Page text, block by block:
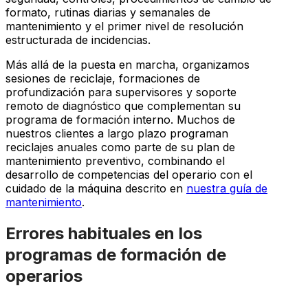
formato, rutinas diarias y semanales de
mantenimiento y el primer nivel de resolución
estructurada de incidencias.
Más allá de la puesta en marcha, organizamos
sesiones de reciclaje, formaciones de
profundización para supervisores y soporte
remoto de diagnóstico que complementan su
programa de formación interno. Muchos de
nuestros clientes a largo plazo programan
reciclajes anuales como parte de su plan de
mantenimiento preventivo, combinando el
desarrollo de competencias del operario con el
cuidado de la máquina descrito en nuestra guía de
mantenimiento.
Errores habituales en los
programas de formación de
operarios